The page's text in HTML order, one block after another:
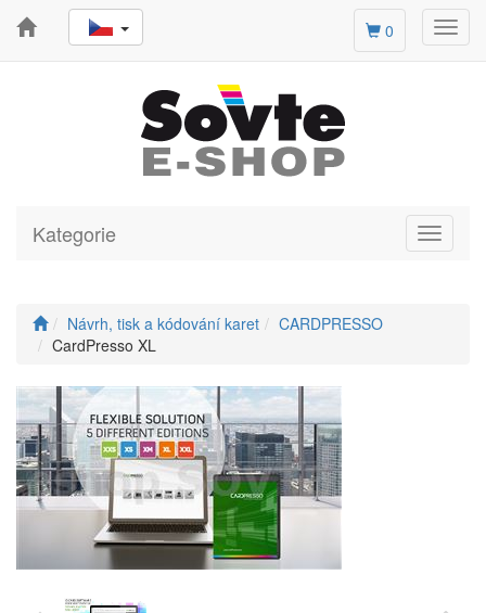
0
Toggle
Kategorie
Návrh, tisk a kódování karet
CARDPRESSO
CardPresso XL